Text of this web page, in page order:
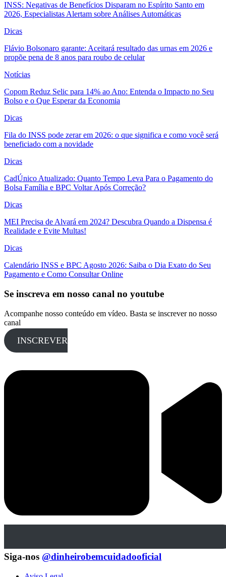
INSS: Negativas de Benefícios Disparam no Espírito Santo em
2026, Especialistas Alertam sobre Análises Automáticas
Dicas
Flávio Bolsonaro garante: Aceitará resultado das urnas em 2026 e
propõe pena de 8 anos para roubo de celular
Notícias
Copom Reduz Selic para 14% ao Ano: Entenda o Impacto no Seu
Bolso e o Que Esperar da Economia
Dicas
Fila do INSS pode zerar em 2026: o que significa e como você será
beneficiado com a novidade
Dicas
CadÚnico Atualizado: Quanto Tempo Leva Para o Pagamento do
Bolsa Família e BPC Voltar Após Correção?
Dicas
MEI Precisa de Alvará em 2024? Descubra Quando a Dispensa é
Realidade e Evite Multas!
Dicas
Calendário INSS e BPC Agosto 2026: Saiba o Dia Exato do Seu
Pagamento e Como Consultar Online
Se inscreva em nosso canal no youtube
Acompanhe nosso conteúdo em vídeo. Basta se inscrever no nosso
canal
INSCREVER
Siga-nos @dinheirobemcuidadooficial